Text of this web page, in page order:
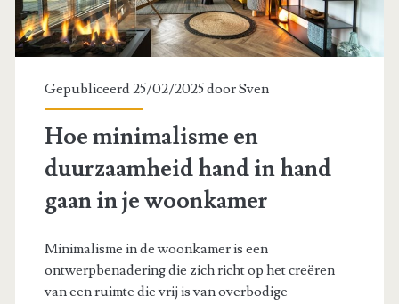
Gepubliceerd 25/02/2025 doorSven
Hoe minimalisme en
duurzaamheid hand in hand
gaan in je woonkamer
Minimalisme in de woonkamer is een
ontwerpbenadering die zich richt op het creëren
van een ruimte die vrij is van overbodige